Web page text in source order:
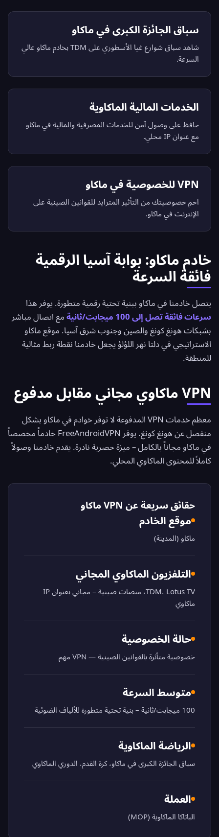
سباق الجائزة الكبرى في ماكاو
شاهد سباق شوارع غيا الأسطوري على TDM بخادم ماكاو عالي
السرعة.
الخدمات المالية الماكاوية
حافظ على وصول آمن للخدمات المصرفية والمالية في ماكاو
مع عنوان IP محلي.
VPN للخصوصية في ماكاو
احمِ خصوصيتك من التأثير المتزايد للقوانين الصينية على
الإنترنت في ماكاو.
خادم ماكاو: بوابة آسيا الرقمية
فائقة السرعة
يتصل خادمنا في ماكاو ببنية تحتية رقمية متطورة. يوفر هذا
سرعات فائقة تصل إلى 100 ميجابت/ثانية
مع اتصال مباشر
بشبكات هونغ كونغ والصين وجنوب شرق آسيا. موقع ماكاو
الاستراتيجي في دلتا نهر اللؤلؤ يجعل خادمنا نقطة ربط مثالية
للمنطقة.
VPN ماكاوي مجاني مقابل مدفوع
معظم خدمات VPN المدفوعة لا توفر خوادم في ماكاو بشكل
منفصل عن هونغ كونغ. يوفر FreeAndroidVPN خادماً مخصصاً
في ماكاو مجاناً بالكامل – ميزة حصرية نادرة. يقدم خادمنا وصولاً
كاملاً للمحتوى الماكاوي المحلي.
حقائق سريعة عن VPN ماكاو
موقع الخادم
ماكاو (المدينة)
التلفزيون الماكاوي المجاني
TDM، Lotus TV، منصات صينية – مجاني بعنوان IP
ماكاوي
حالة الخصوصية
خصوصية متأثرة بالقوانين الصينية — VPN مهم
متوسط السرعة
100 ميجابت/ثانية – بنية تحتية متطورة للألياف الضوئية
الرياضة الماكاوية
سباق الجائزة الكبرى في ماكاو، كرة القدم، الدوري الماكاوي
العملة
الباتاكا الماكاوية (MOP)